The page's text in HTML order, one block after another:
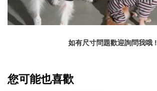
如有尺寸問題歡迎詢問我哦 !
您可能也喜歡